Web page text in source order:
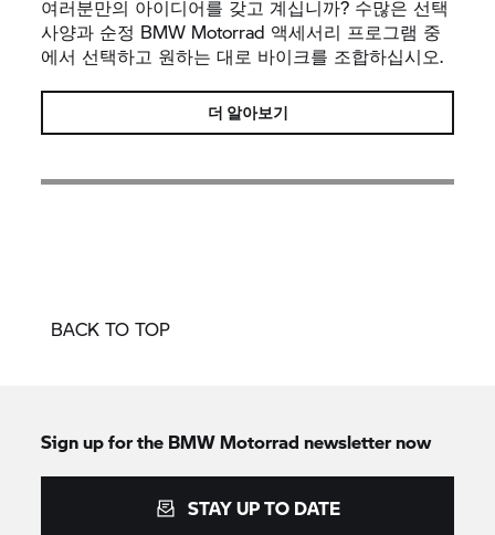
여러분만의 아이디어를 갖고 계십니까? 수많은 선택
사양과 순정 BMW Motorrad 액세서리 프로그램 중
에서 선택하고 원하는 대로 바이크를 조합하십시오.
더 알아보기
BACK TO TOP
Sign up for the BMW Motorrad newsletter now
STAY UP TO DATE